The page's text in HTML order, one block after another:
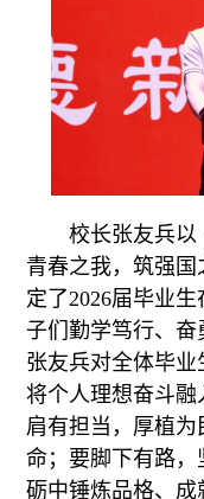
校长张友兵以
青春之我，筑强
定了2026届毕业
子们勤学笃行、奋
张友兵对全体毕业
将个人理想奋斗
肩有担当，厚植
命；要脚下有路
砺中锤炼品格、